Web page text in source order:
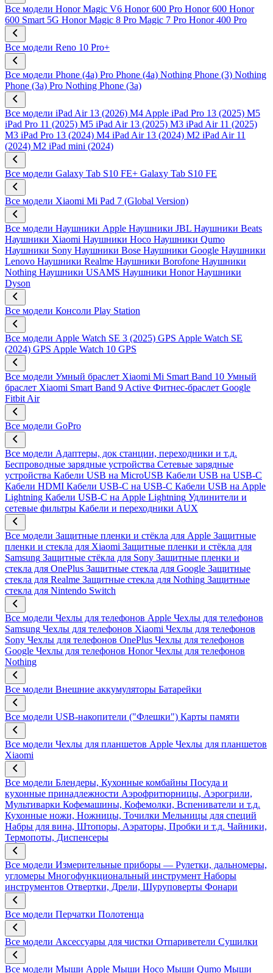
Все модели Honor Magic V6 Honor 600 Pro Honor 600 Honor
600 Smart 5G Honor Magic 8 Pro Magic 7 Pro Honor 400 Pro
Все модели Reno 10 Pro+
Все модели Phone (4a) Pro Phone (4a) Nothing Phone (3) Nothing
Phone (3a) Pro Nothing Phone (3a)
Все модели iPad Air 13 (2026) M4 Apple iPad Pro 13 (2025) M5
iPad Pro 11 (2025) M5 iPad Air 13 (2025) M3 iPad Air 11 (2025)
M3 iPad Pro 13 (2024) M4 iPad Air 13 (2024) M2 iPad Air 11
(2024) M2 iPad mini (2024)
Все модели Galaxy Tab S10 FE+ Galaxy Tab S10 FE
Все модели Xiaomi Mi Pad 7 (Global Version)
Все модели Наушники Apple Наушники JBL Наушники Beats
Наушники Xiaomi Наушники Hoco Наушники Qumo
Наушники Sony Наушники Bose Наушники Google Наушники
Lenovo Наушники Realme Наушники Borofone Наушники
Nothing Наушники USAMS Наушники Honor Наушники
Dyson
Все модели Консоли Play Station
Все модели Apple Watch SE 3 (2025) GPS Apple Watch SE
(2024) GPS Apple Watch 10 GPS
Все модели Умный браслет Xiaomi Mi Smart Band 10 Умный
браслет Xiaomi Smart Band 9 Active Фитнес-браслет Google
Fitbit Air
Все модели GoPro
Все модели Адаптеры, док станции, переходники и т.д.
Беспроводные зарядные устройства Сетевые зарядные
устройства Кабели USB на MicroUSB Кабели USB на USB-C
Кабели HDMI Кабели USB-C на USB-C Кабели USB на Apple
Lightning Кабели USB-C на Apple Lightning Удлинители и
сетевые фильтры Кабели и переходники AUX
Все модели Защитные пленки и стёкла для Apple Защитные
пленки и стекла для Xiaomi Защитные пленки и стёкла для
Samsung Защитные стёкла для Sony Защитные пленки и
стекла для OnePlus Защитные стекла для Google Защитные
стекла для Realme Защитные стекла для Nothing Защитные
стекла для Nintendo Switch
Все модели Чехлы для телефонов Apple Чехлы для телефонов
Samsung Чехлы для телефонов Xiaomi Чехлы для телефонов
Sony Чехлы для телефонов OnePlus Чехлы для телефонов
Google Чехлы для телефонов Honor Чехлы для телефонов
Nothing
Все модели Внешние аккумуляторы Батарейки
Все модели USB-накопители ("Флешки") Карты памяти
Все модели Чехлы для планшетов Apple Чехлы для планшетов
Xiaomi
Все модели Блендеры, Кухонные комбайны Посуда и
кухонные принадлежности Аэрофритюрницы, Аэрогрили,
Мультиварки Кофемашины, Кофемолки, Вспениватели и т.д.
Кухонные ножи, Ножницы, Точилки Мельницы для специй
Набры для вина, Штопоры, Аэраторы, Пробки и т.д. Чайники,
Термопоты, Диспенсеры
Все модели Измерительные приборы — Рулетки, дальномеры,
угломеры Многофункциональный инструмент Наборы
инструментов Отвертки, Дрели, Шуруповерты Фонари
Все модели Перчатки Полотенца
Все модели Аксессуары для чистки Отпариветели Сушилки
Все модели Мыши Apple Мыши Hoco Мыши Qumo Мыши